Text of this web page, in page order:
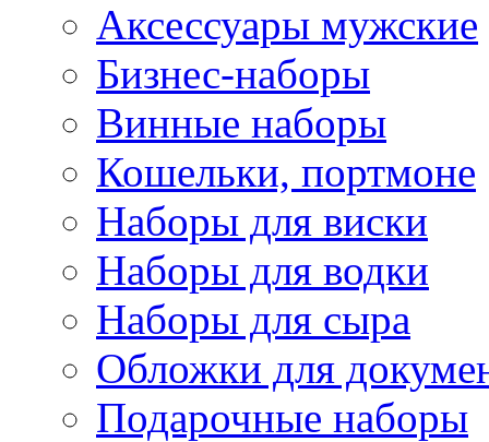
Аксессуары мужские
Бизнес-наборы
Винные наборы
Кошельки, портмоне
Наборы для виски
Наборы для водки
Наборы для сыра
Обложки для
Подарочные наборы